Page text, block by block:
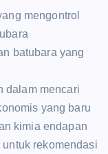
mengontrol
batubara yang
dalam mencari
yang baru
kimia endapan
rekomendasi